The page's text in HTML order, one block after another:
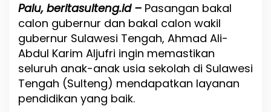
l
a
r
i
m
A
l
Palu, beritasulteng.id – Pasangan bakal
calon gubernur dan bakal calon wakil
gubernur Sulawesi Tengah, Ahmad Ali-
Abdul Karim Aljufri ingin memastikan
seluruh anak-anak usia sekolah di Sulawesi
Tengah (Sulteng) mendapatkan layanan
pendidikan yang baik.